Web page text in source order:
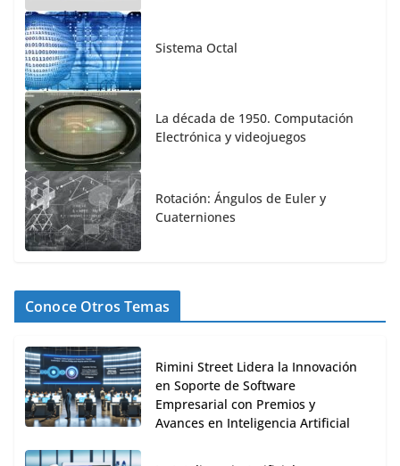
Sistema Octal
La década de 1950. Computación
Electrónica y videojuegos
Rotación: Ángulos de Euler y
Cuaterniones
Conoce Otros Temas
Rimini Street Lidera la Innovación
en Soporte de Software
Empresarial con Premios y
Avances en Inteligencia Artificial